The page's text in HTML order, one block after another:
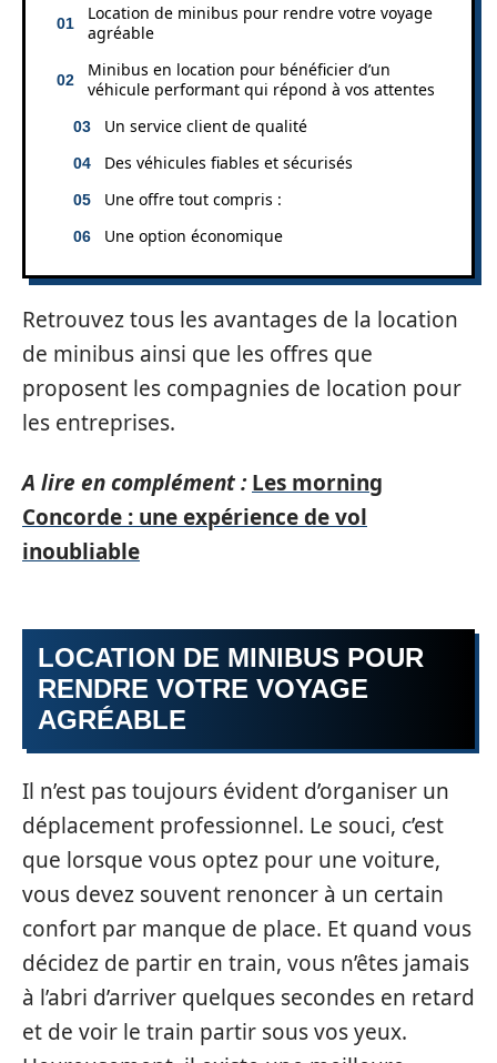
Location de minibus pour rendre votre voyage
agréable
Minibus en location pour bénéficier d’un
véhicule performant qui répond à vos attentes
Un service client de qualité
Des véhicules fiables et sécurisés
Une offre tout compris :
Une option économique
Retrouvez tous les avantages de la location
de minibus ainsi que les offres que
proposent les compagnies de location pour
les entreprises.
A lire en complément : Les morning
Concorde : une expérience de vol
inoubliable
LOCATION DE MINIBUS POUR
RENDRE VOTRE VOYAGE
AGRÉABLE
Il n’est pas toujours évident d’organiser un
déplacement professionnel. Le souci, c’est
que lorsque vous optez pour une voiture,
vous devez souvent renoncer à un certain
confort par manque de place. Et quand vous
décidez de partir en train, vous n’êtes jamais
à l’abri d’arriver quelques secondes en retard
et de voir le train partir sous vos yeux.